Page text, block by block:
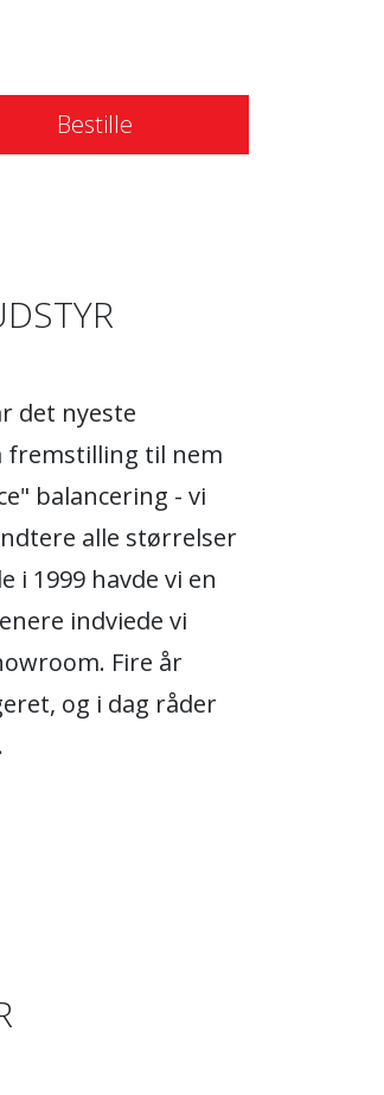
Bestille
det nyeste
fremstilling til nem
balancering - vi
alle størrelser
i 1999 havde vi en
indviede vi
Fire år
og i dag råder